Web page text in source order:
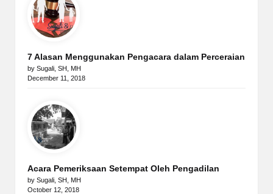
7 Alasan Menggunakan Pengacara dalam Perceraian
by Sugali, SH, MH
December 11, 2018
Acara Pemeriksaan Setempat Oleh Pengadilan
by Sugali, SH, MH
October 12, 2018